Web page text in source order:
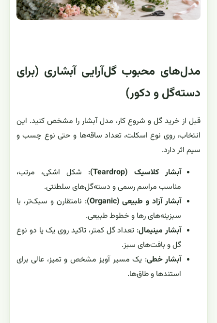
مدل‌های محبوب گل‌آرایی آبشاری (برای
دسته‌گل و دکور)
قبل از خرید گل و شروع کار، مدل آبشار را مشخص کنید. این
انتخاب، روی نوع اسکلت، تعداد ساقه‌ها و حتی نوع چسب و
سیم اثر دارد.
آبشار کلاسیک (Teardrop)
: شکل اشکی، مرتب،
مناسب مراسم رسمی و دسته‌گل‌های سلطنتی.
آبشار آزاد و طبیعی (Organic)
: نامتقارن و سبک‌تر، با
سبزینه‌های رها و خطوط طبیعی.
آبشار مینیمال: تعداد گل کمتر، تاکید روی یک یا دو نوع
گل و بافت‌های سبز.
آبشار خطی: یک مسیر آویز مشخص و تمیز، عالی برای
استندها و طاق‌ها.